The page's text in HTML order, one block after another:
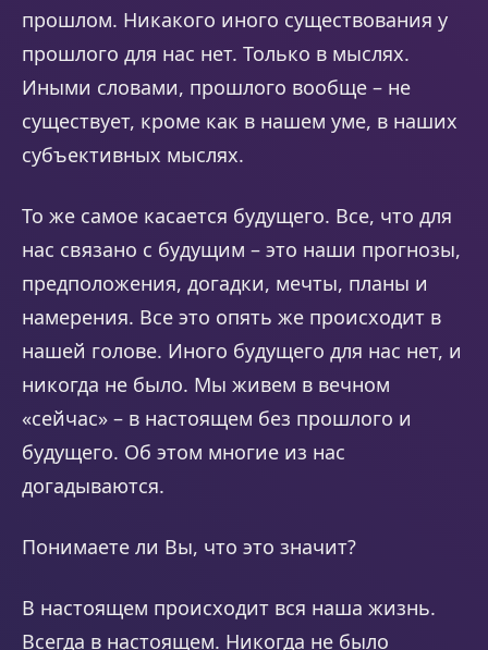
прошлом. Никакого иного существования у
прошлого для нас нет. Только в мыслях.
Иными словами, прошлого вообще – не
существует, кроме как в нашем уме, в наших
субъективных мыслях.
То же самое касается будущего. Все, что для
нас связано с будущим – это наши прогнозы,
предположения, догадки, мечты, планы и
намерения. Все это опять же происходит в
нашей голове. Иного будущего для нас нет, и
никогда не было. Мы живем в вечном
«сейчас» – в настоящем без прошлого и
будущего. Об этом многие из нас
догадываются.
Понимаете ли Вы, что это значит?
В настоящем происходит вся наша жизнь.
Всегда в настоящем. Никогда не было